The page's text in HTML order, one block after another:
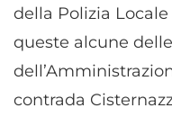
della Polizia
queste alcune
contrada